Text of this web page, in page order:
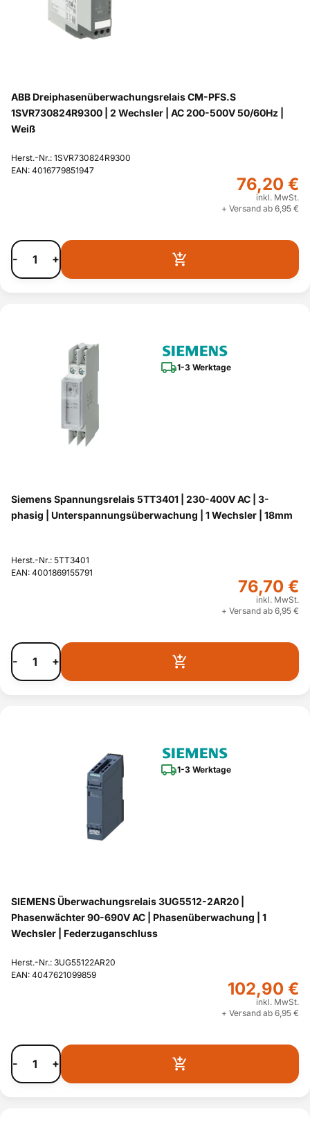
ABB Dreiphasenüberwachungsrelais CM-PFS.S
1SVR730824R9300 | 2 Wechsler | AC 200-500V 50/60Hz |
Weiß
Herst.-Nr.: 1SVR730824R9300
EAN: 4016779851947
76,20 €
inkl. MwSt.
+ Versand ab 6,95 €
- +
1-3 Werktage
Siemens Spannungsrelais 5TT3401 | 230-400V AC | 3-
phasig | Unterspannungsüberwachung | 1 Wechsler | 18mm
Herst.-Nr.: 5TT3401
EAN: 4001869155791
76,70 €
inkl. MwSt.
+ Versand ab 6,95 €
- +
1-3 Werktage
SIEMENS Überwachungsrelais 3UG5512-2AR20 |
Phasenwächter 90-690V AC | Phasenüberwachung | 1
Wechsler | Federzuganschluss
Herst.-Nr.: 3UG55122AR20
EAN: 4047621099859
102,90 €
inkl. MwSt.
+ Versand ab 6,95 €
- +